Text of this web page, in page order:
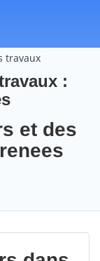
travaux
:
et des